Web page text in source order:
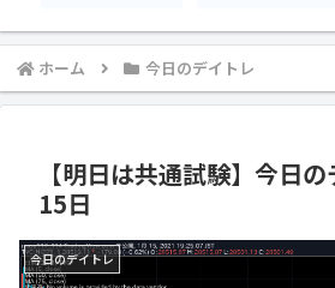
ールディングス
<285A>SBIグローバ
ルアセットマネジメ
ント<4765>今日のデ
イトレ7月28日
レ7月6日
ホーム 今日のデイトレ
【明日は共通試験】今日
15日
今日のデイトレ